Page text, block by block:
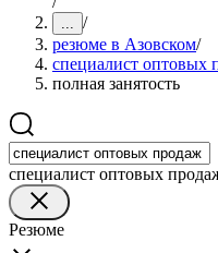
... /
резюме в Азовском/
специалист оптовых
полная занятость
специалист оптовых
Резюме